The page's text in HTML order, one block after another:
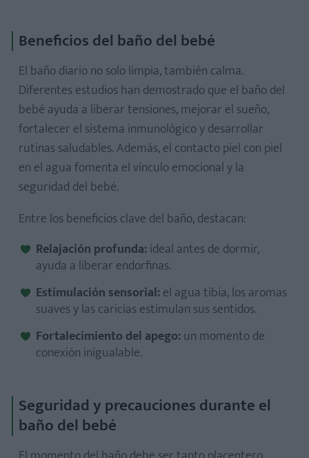
Beneficios del baño del bebé
El baño diario no solo limpia, también calma.
Diferentes estudios han demostrado que el baño del
bebé ayuda a liberar tensiones, mejorar el sueño,
fortalecer el sistema inmunológico y desarrollar
rutinas saludables. Además, el contacto piel con piel
en el agua fomenta el vínculo emocional y la
seguridad del bebé.
Entre los beneficios clave del baño, destacan:
Relajación profunda:ideal antes de dormir,
ayuda a liberar endorfinas.
Estimulación sensorial:el agua tibia, los aromas
suaves y las caricias estimulan sus sentidos.
Fortalecimiento del apego:un momento de
conexión inigualable.
Seguridad y precauciones durante el
baño del bebé